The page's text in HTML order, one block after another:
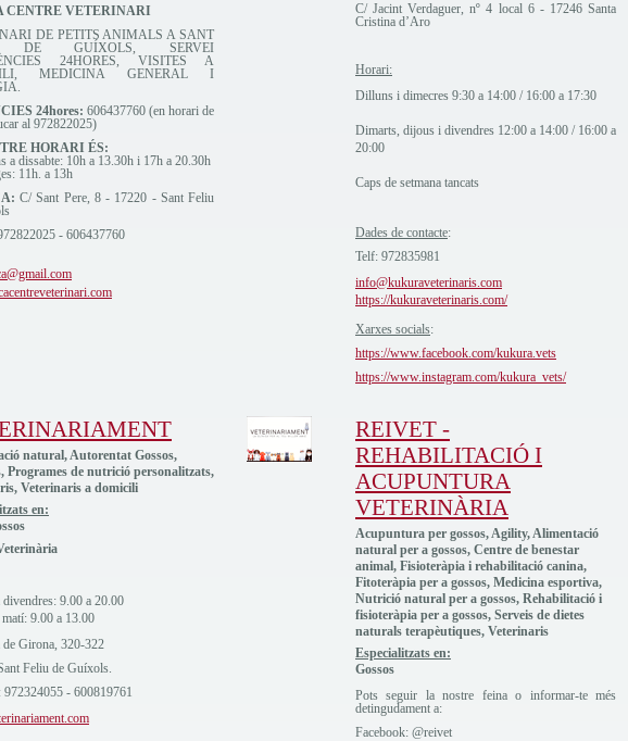
CENTRE VETERINARI
DE PETITS ANIMALS A SANT
DE GUÍXOLS, SERVEI
24HORES, VISITES A
MEDICINA GENERAL I
24hores: 606437760 (en horari de
al 972822025)
HORARI ÉS:
a dissabte: 10h a 13.30h i 17h a 20.30h
11h. a 13h
C/ Sant Pere, 8 - 17220 - Sant Feliu
- 606437760
C/ Jacint Verdaguer, nº 4 local 6 - 17246 Santa
Cristina d’Aro
Horari:
Dilluns i dimecres 9:30 a 14:00 / 16:00 a 17:30
Dimarts, dijous i divendres 12:00 a 14:00 / 16:00 a
20:00
Caps de setmana tancats
Dades de contacte:
Telf: 972835981
info@kukuraveterinaris.com
https://kukuraveterinaris.com/
Xarxes socials:
https://www.facebook.com/kukura.vets
https://www.instagram.com/kukura_vets/
natural, Autorentat Gossos,
Programes de nutrició personalitzats,
Veterinaris a domicili
en:
9.00 a 20.00
9.00 a 13.00
de Girona, 320-322
Feliu de Guíxols.
972324055 - 600819761
REIVET -
REHABILITACIÓ I
ACUPUNTURA
VETERINÀRIA
Acupuntura per gossos, Agility, Alimentació
natural per a gossos, Centre de benestar
animal, Fisioteràpia i rehabilitació canina,
Fitoteràpia per a gossos, Medicina esportiva,
Nutrició natural per a gossos, Rehabilitació i
fisioteràpia per a gossos, Serveis de dietes
naturals terapèutiques, Veterinaris
Especialitzats en:
Gossos
Pots seguir la nostre feina o informar-te més
detingudament a:
Facebook: @reivet